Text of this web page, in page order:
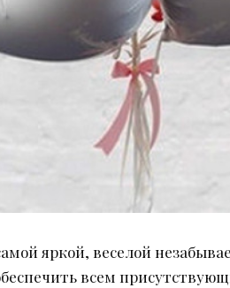
яркой, веселой
всем